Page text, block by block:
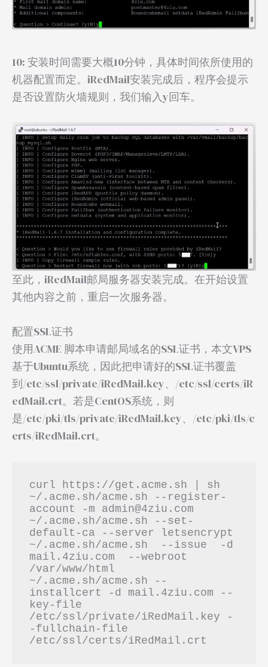
10: 安装时间需要大概10分钟，具体时间依所使用的
机器配置而定。iRedMail安装完成后，程序会提示
是否设置防火墙规则，我们输入y回车。
至此，iRedMail邮局服务器安装完成。在开始设置
其他内容之前，重启一次服务器。
配置SSL证书
使用ACME 脚本申请邮局域名的SSL证书，本文VPS
基于Ubuntu系统，因此把申请好的SSL证书覆盖
到/etc/ssl/private/iRedMail.key、/etc/ssl/certs/iR
edMail.crt。若是CentOS系统，则
是/etc/pki/tls/private/iRedMail.key、/etc/pki/tls/c
erts/iRedMail.crt。
curl https://get.acme.sh | sh
~/.acme.sh/acme.sh --register-
account -m admin@4ziu.com
~/.acme.sh/acme.sh --set-
default-ca --server letsencrypt
~/.acme.sh/acme.sh  --issue  -d
mail.4ziu.com  --webroot
/var/www/html
~/.acme.sh/acme.sh --
installcert -d mail.4ziu.com --
key-file
/etc/ssl/private/iRedMail.key -
-fullchain-file
/etc/ssl/certs/iRedMail.crt